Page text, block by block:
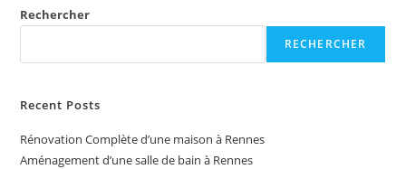
Rechercher
RECHERCHER
Recent Posts
Rénovation Complète d’une maison à Rennes
Aménagement d’une salle de bain à Rennes